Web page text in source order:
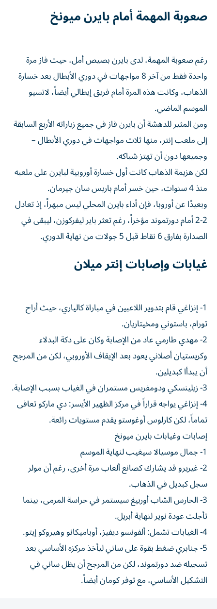
صعوبة المهمة أمام بايرن ميونخ
رغم صعوبة المهمة، لدى بايرن بصيص أمل، حيث فاز مرة
واحدة فقط من آخر 8 مواجهات في دوري الأبطال بعد خسارة
الذهاب، وكانت هذه المرة أمام فريق إيطالي أيضاً، لاتسيو
الموسم الماضي.
ومن المثير للدهشة أن بايرن فاز في جميع زياراته الأربع السابقة
إلى ملعب إنتر، منها ثلاث مواجهات في دوري الأبطال –
وجميعها دون أن تهتز شباكه.
لكن هزيمة الذهاب كانت أول خسارة أوروبية لبايرن على ملعبه
منذ 4 سنوات، حين خسر أمام باريس سان جيرمان.
وبعيدًا عن أوروبا، فإن أداء بايرن المحلي ليس مبهراً، إذ تعادل
2-2 أمام دورتموند مؤخراً، رغم تعثر باير ليفركوزن، ليبقى في
الصدارة بفارق 6 نقاط قبل 5 جولات من نهاية الدوري.
غيابات وإصابات إنتر ميلان
1- إنزاغي قام بتدوير اللاعبين في مباراة كالياري، حيث أراح
تورام، باستوني ومخيتاريان.
2- مهدي طارمي عاد من الإصابة وكان على دكة البدلاء
وكريستيان أصلاني يعود بعد الإيقاف الأوروبي، لكن من المرجح
أن يبدأا كبديلين.
3- زيلينسكي ودومفريس مستمران في الغياب بسبب الإصابة.
4- إنزاغي يواجه قراراً في مركز الظهير الأيسر: دي ماركو تعافى
تماماً، لكن كارلوس أوغوستو يقدم مستويات رائعة.
إصابات وغيابات بايرن ميونخ
1- جمال موسيالا سيغيب لنهاية الموسم
2- غيريرو قد يشارك كصانع ألعاب مرة أخرى، رغم أن مولر
سجل كبديل في الذهاب.
3- الحارس الشاب أوربيغ سيستمر في حراسة المرمى، بينما
تأجلت عودة نوير لنهاية أبريل.
4- الغيابات تشمل: ألفونسو ديفيز، أوباميكانو وهيروكو إيتو.
5- جنابري ضغط بقوة على ساني ليأخذ مركزه الأساسي بعد
تسجيله ضد دورتموند، لكن من المرجح أن يظل ساني في
التشكيل الأساسي، مع توفر كومان أيضاً.